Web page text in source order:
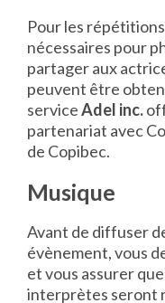
Pour les
nécessaires pour
partager aux
peuvent être
serviceAdel inc.
partenariat avec
de Copibec.
Musique
Avant de diffuser
évènement, vous
et vous assurer
interprètes seront